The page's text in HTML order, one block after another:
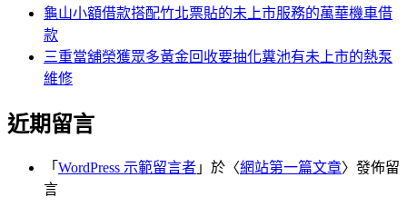
龜山小額借款搭配竹北票貼的未上市服務的萬華機車借
款
三重當舖榮獲眾多黃金回收要抽化糞池有未上市的熱泵
維修
近期留言
「 WordPress 示範留言者 」於〈網站第一篇文章〉發佈留
言